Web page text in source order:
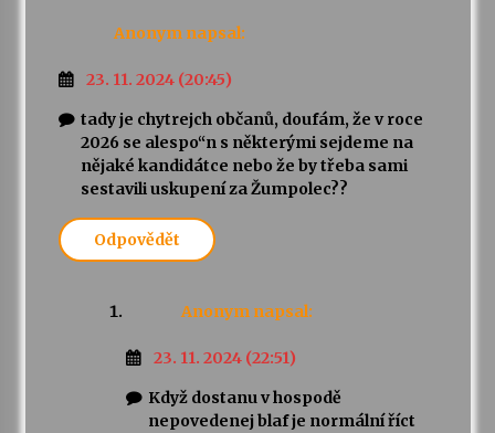
Anonym napsal:
23. 11. 2024 (20:45)
tady je chytrejch občanů, doufám, že v roce
2026 se alespo“n s některými sejdeme na
nějaké kandidátce nebo že by třeba sami
sestavili uskupení za Žumpolec??
Odpovědět
Anonym napsal:
23. 11. 2024 (22:51)
Když dostanu v hospodě
nepovedenej blaf je normální říct